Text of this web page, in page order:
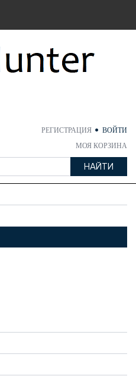
РЕГИСТРАЦИЯ
ВОЙТИ
МОЯ КОРЗИНА